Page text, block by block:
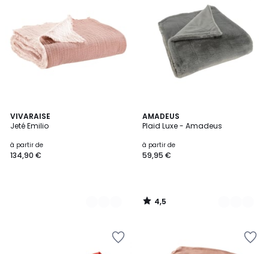
VIVARAISE
Jeté Emilio
à partir de
134,90 €
8
Couleurs
AMADEUS
Plaid Luxe - Amadeus
à partir de
59,95 €
4,5
/ 5
19
Couleurs
4,5
/